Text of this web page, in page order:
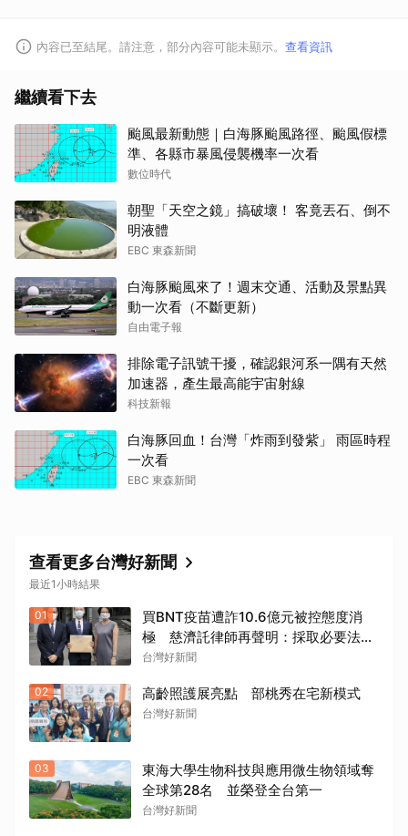
內容已至結尾。請注意，部分內容可能未顯示。 查看資訊
繼續看下去
颱風最新動態｜白海豚颱風路徑、颱風假標
準、各縣市暴風侵襲機率一次看
數位時代
朝聖「天空之鏡」搞破壞！ 客竟丟石、倒不
明液體
EBC 東森新聞
白海豚颱風來了！週末交通、活動及景點異
動一次看（不斷更新）
自由電子報
排除電子訊號干擾，確認銀河系一隅有天然
加速器，產生最高能宇宙射線
科技新報
白海豚回血！台灣「炸雨到發紫」 雨區時程
一次看
EBC 東森新聞
查看更多台灣好新聞
最近1小時結果
01
買BNT疫苗遭詐10.6億元被控態度消
極 慈濟託律師再聲明：採取必要法律
措施捍衛捐款大眾權益
台灣好新聞
02 高齡照護展亮點 部桃秀在宅新模式
台灣好新聞
03
東海大學生物科技與應用微生物領域奪
全球第28名 並榮登全台第一
台灣好新聞